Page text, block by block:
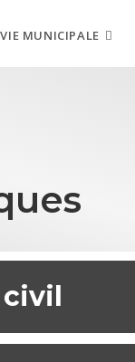
VIE MUNICIPALE
civil